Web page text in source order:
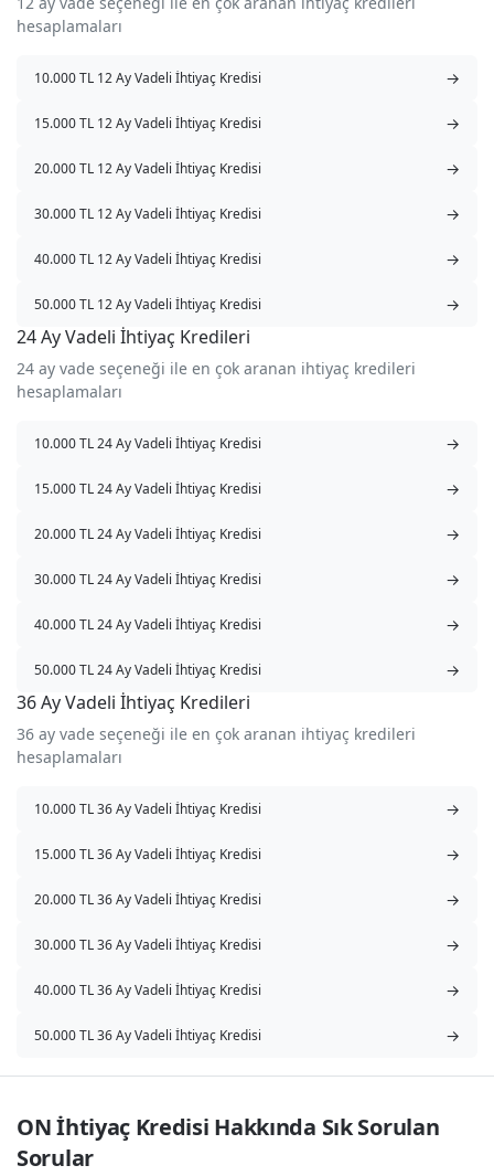
hesaplamaları
10.000 TL 12 Ay Vadeli İhtiyaç Kredisi →
15.000 TL 12 Ay Vadeli İhtiyaç Kredisi →
20.000 TL 12 Ay Vadeli İhtiyaç Kredisi →
30.000 TL 12 Ay Vadeli İhtiyaç Kredisi →
40.000 TL 12 Ay Vadeli İhtiyaç Kredisi →
50.000 TL 12 Ay Vadeli İhtiyaç Kredisi →
24 Ay Vadeli İhtiyaç Kredileri
24 ay vade seçeneği ile en çok aranan ihtiyaç kredileri
hesaplamaları
10.000 TL 24 Ay Vadeli İhtiyaç Kredisi →
15.000 TL 24 Ay Vadeli İhtiyaç Kredisi →
20.000 TL 24 Ay Vadeli İhtiyaç Kredisi →
30.000 TL 24 Ay Vadeli İhtiyaç Kredisi →
40.000 TL 24 Ay Vadeli İhtiyaç Kredisi →
50.000 TL 24 Ay Vadeli İhtiyaç Kredisi →
36 Ay Vadeli İhtiyaç Kredileri
36 ay vade seçeneği ile en çok aranan ihtiyaç kredileri
hesaplamaları
10.000 TL 36 Ay Vadeli İhtiyaç Kredisi →
15.000 TL 36 Ay Vadeli İhtiyaç Kredisi →
20.000 TL 36 Ay Vadeli İhtiyaç Kredisi →
30.000 TL 36 Ay Vadeli İhtiyaç Kredisi →
40.000 TL 36 Ay Vadeli İhtiyaç Kredisi →
50.000 TL 36 Ay Vadeli İhtiyaç Kredisi →
ON İhtiyaç Kredisi Hakkında Sık Sorulan
Sorular